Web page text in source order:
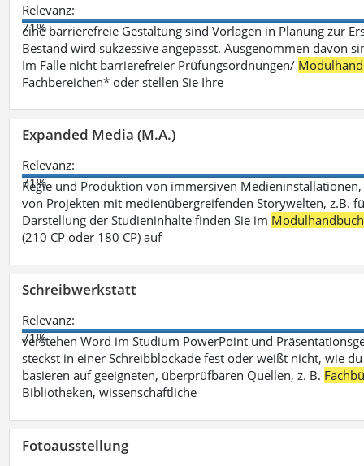
Relevanz:
71%
eine barrierefreie Gestaltung sind Vorlagen in Planung zur
Bestand wird sukzessive angepasst. Ausgenommen davon
Im Falle nicht barrierefreier Prüfungsordnungen/
Fachbereichen* oder stellen Sie Ihre
Expanded Media (M.A.)
Relevanz:
71%
Regie und Produktion von immersiven
von Projekten mit medienübergreifenden Storywelten, z.B.
Darstellung der Studieninhalte finden Sie im Modulhandbuch
(210 CP oder 180 CP) auf
Schreibwerkstatt
Relevanz:
71%
verstehen Word im Studium PowerPoint und
steckst in einer Schreibblockade fest oder weißt nicht, wie
basieren auf geeigneten, überprüfbaren Quellen, z. B.
Bibliotheken, wissenschaftliche
Fotoausstellung